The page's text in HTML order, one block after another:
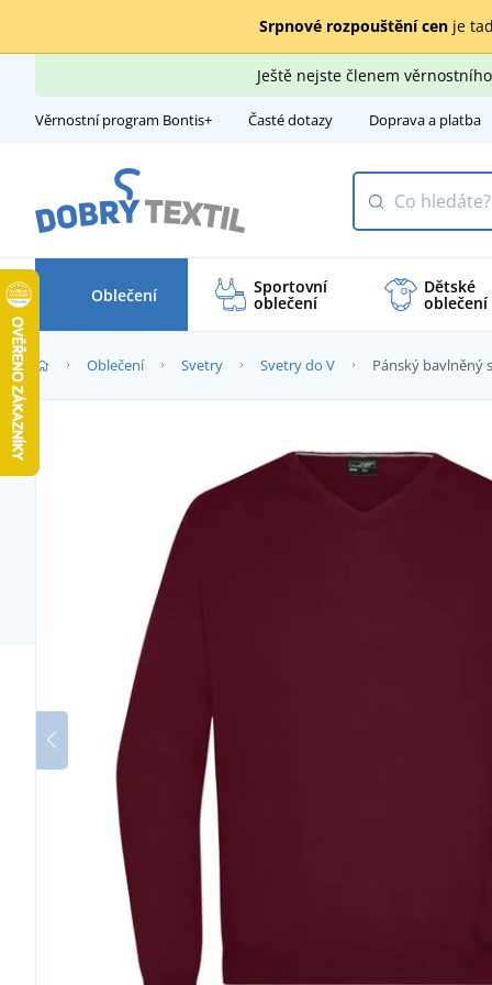
Srpnové rozpouštění cenje
Ještě nejste členem
Věrnostní program Bontis+ Časté dotazy Doprava a platba
Oblečení Sportovní
oblečení
Dětské
oblečení
Oblečení Svetry Svetry do V Pánský bavlněný